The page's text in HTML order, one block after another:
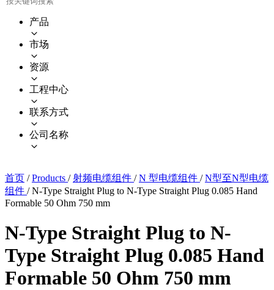
产品
市场
资源
工程中心
联系方式
公司名称
首页 / Products / 射频电缆组件 / N 型电缆组件 / N型至N型电缆
组件 / N-Type Straight Plug to N-Type Straight Plug 0.085 Hand
Formable 50 Ohm 750 mm
N-Type Straight Plug to N-
Type Straight Plug 0.085 Hand
Formable 50 Ohm 750 mm